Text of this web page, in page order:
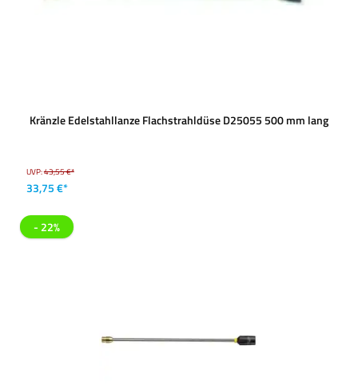
Kränzle Edelstahllanze Flachstrahldüse D25055 500 mm lang
UVP:43,55 €*
33,75 €*
- 22%